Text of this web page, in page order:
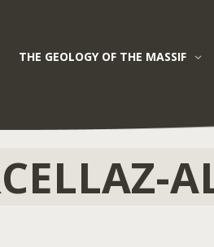
THE GEOLOGY OF THE MASSIF